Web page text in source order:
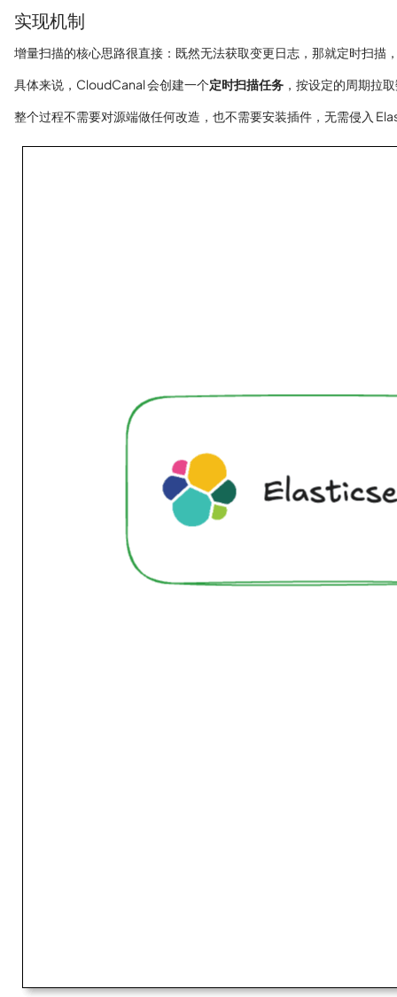
实现机制
增量扫描的核心思路很直接：既然无法获取变更日志，那就定时扫描
具体来说，CloudCanal 会创建一个定时扫描任务 ，按设定的周期拉
整个过程不需要对源端做任何改造，也不需要安装插件，无需侵入